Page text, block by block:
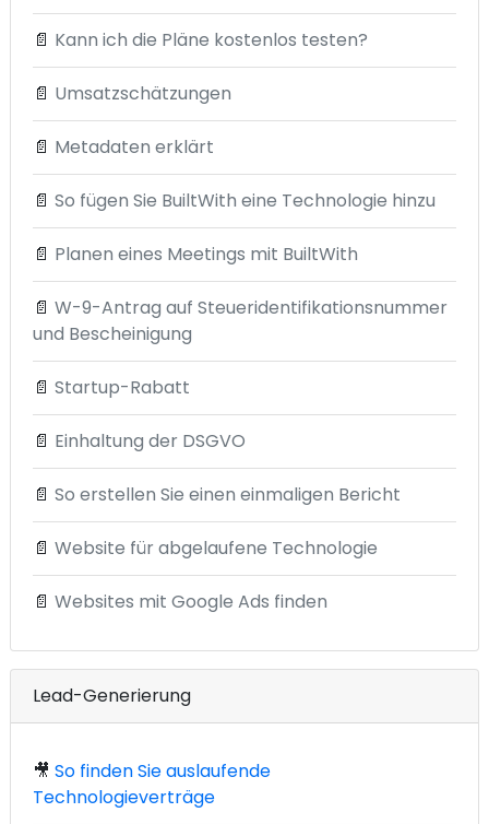
📄 Kann ich die Pläne kostenlos testen?
📄 Umsatzschätzungen
📄 Metadaten erklärt
📄 So fügen Sie BuiltWith eine Technologie hinzu
📄 Planen eines Meetings mit BuiltWith
📄 W-9-Antrag auf Steueridentifikationsnummer
und Bescheinigung
📄 Startup-Rabatt
📄 Einhaltung der DSGVO
📄 So erstellen Sie einen einmaligen Bericht
📄 Website für abgelaufene Technologie
📄 Websites mit Google Ads finden
Lead-Generierung
🎥 So finden Sie auslaufende
Technologieverträge